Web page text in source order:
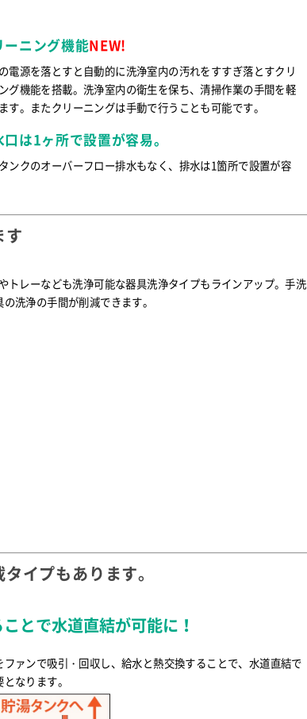
ーニング機能NEW!
電源を落とすと自動的に洗浄室内の汚れをすすぎ落とすクリ
グ機能を搭載。洗浄室内の衛生を保ち、清掃作業の手間を軽
す。またクリーニングは手動で行うことも可能です。
は1ヶ所で設置が容易。
ンクのオーバーフロー排水もなく、排水は1箇所で設置が容
す
トレーなども洗浄可能な器具洗浄タイプもラインアップ。手洗
洗浄の手間が削減できます。
イプもあります。
とで水道直結が可能に！
ァンで吸引・回収し、給水と熱交換することで、水道直結で
なります。